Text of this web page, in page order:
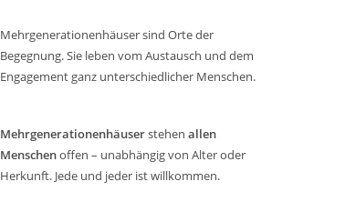
Mehrgenerationenhäuser sind Orte der
Begegnung. Sie leben vom Austausch und dem
Engagement ganz unterschiedlicher Menschen.
Mehrgenerationenhäuserstehen allen
Menschenoffen – unabhängig von Alter oder
Herkunft. Jede und jeder ist willkommen.